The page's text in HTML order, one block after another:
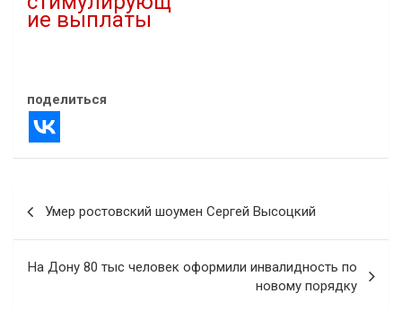
ие выплаты
поделиться
записям
Умер ростовский шоумен Сергей Высоцкий
На Дону 80 тыс человек оформили инвалидность по
новому порядку